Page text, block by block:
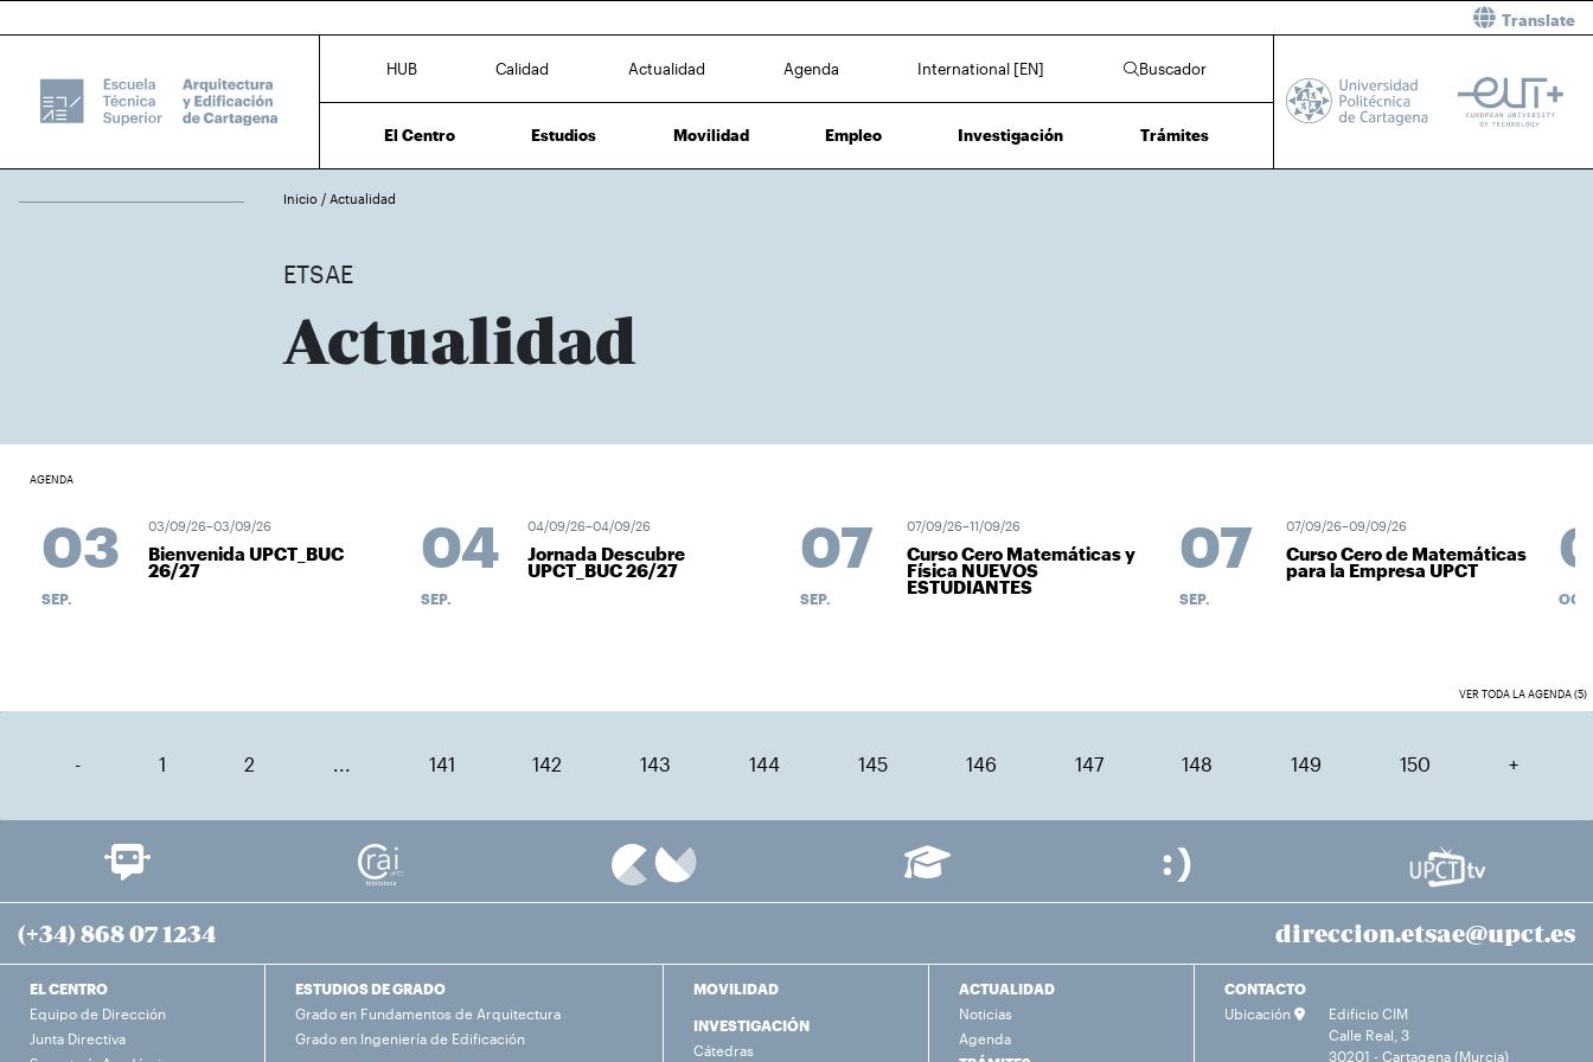
Translate
HUB Calidad Actualidad Agenda International [EN] Buscador
El Centro Estudios Movilidad Empleo Investigación Trámites
Inicio / Actualidad
ETSAE
Actualidad
AGENDA
03
SEP.
03/09/26–03/09/26
Bienvenida UPCT_BUC
26/27 04
SEP.
04/09/26–04/09/26
Jornada Descubre
UPCT_BUC 26/27 07
SEP.
07/09/26–11/09/26
Curso Cero Matemáticas y
Física NUEVOS
ESTUDIANTES
07
SEP.
07/09/26–09/09/26
Curso Cero de Matemáticas
para la Empresa UPCT
OCT.
VER TODA LA AGENDA (5)
- 1 2 ... 141 142 143 144 145 146 147 148 149 150 +
(+34) 868 07 1234 direccion.etsae@upct.es
EL CENTRO
Equipo de Dirección
Junta Directiva
ESTUDIOS DE GRADO
Grado en Fundamentos de Arquitectura
Grado en Ingeniería de Edificación
MOVILIDAD
INVESTIGACIÓN
Cátedras
ACTUALIDAD
Noticias
Agenda
CONTACTO
Ubicación
Edificio CIM
Calle Real, 3
30201 - Cartagena (Murcia)